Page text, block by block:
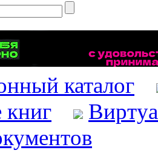
каталог
книг